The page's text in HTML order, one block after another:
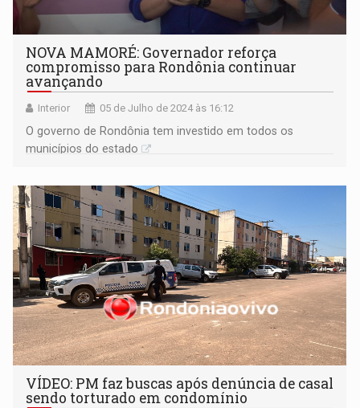
NOVA MAMORÉ: Governador reforça
compromisso para Rondônia continuar
avançando
Interior 05 de Julho de 2024 às 16:12
O governo de Rondônia tem investido em todos os
municípios do estado
VÍDEO: PM faz buscas após denúncia de casal
sendo torturado em condomínio